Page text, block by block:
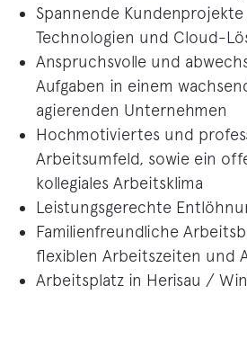
Spannende
Technologien und Cloud-
Anspruchsvolle und
Aufgaben in einem
agierenden Unternehmen
Hochmotiviertes und
Arbeitsumfeld, sowie ein
kollegiales Arbeitsklima
Leistungsgerechte
Familienfreundliche
flexiblen Arbeitszeiten und
Arbeitsplatz in Herisau /